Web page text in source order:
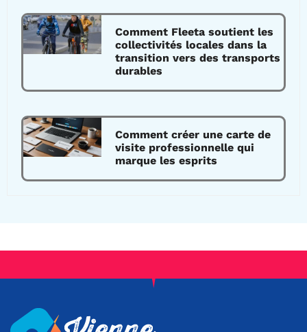
Comment Fleeta soutient les
collectivités locales dans la
transition vers des transports
durables
Comment créer une carte de
visite professionnelle qui
marque les esprits